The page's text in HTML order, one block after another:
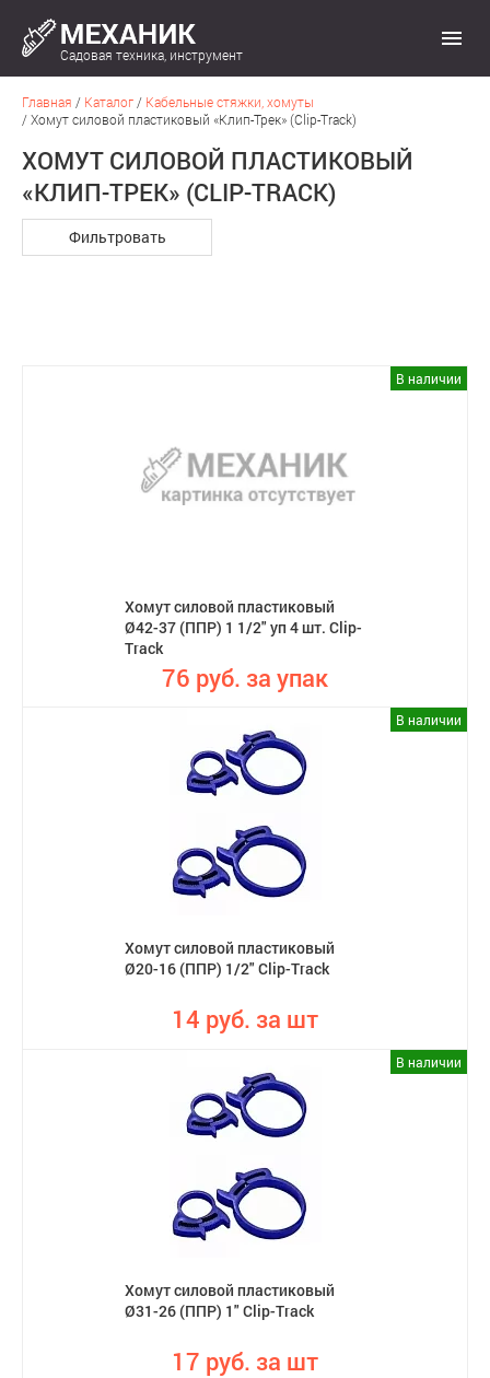
Садовая техника, инструмент
Главная / Каталог / Кабельные стяжки, хомуты
/Хомут силовой пластиковый «Клип-Трек» (Clip-Track)
ХОМУТ СИЛОВОЙ ПЛАСТИКОВЫЙ
«КЛИП-ТРЕК» (CLIP-TRACK)
Фильтровать
В наличии
Хомут силовой пластиковый
Ø42-37 (ППР) 1 1/2" уп 4 шт. Clip-
Track
76 руб. за упак
В наличии
Хомут силовой пластиковый
Ø20-16 (ППР) 1/2" Clip-Track
14 руб. за шт
В наличии
Хомут силовой пластиковый
Ø31-26 (ППР) 1" Clip-Track
17 руб. за шт